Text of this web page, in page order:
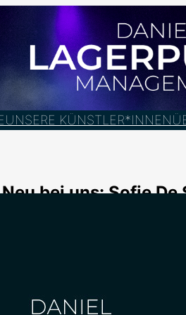
UNSERE KÜNSTLER*INNEN
Neu bei uns: Sofie De
Sofie De Schryver (geb. 1993)
Brüssel. Bereits während ihres
erstmals professionell im
Zwischen 2018 und 2020 war sie